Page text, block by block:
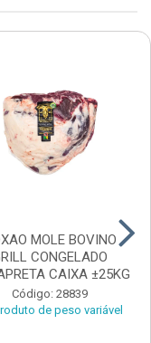
MOLE BOVINO
CONGELADO
CAIXA ±25KG
Código: 28839
de peso variável